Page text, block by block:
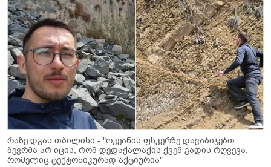
რაზე დგას თბილისი - "ოკეანის ფსკერზე დავაბიჯებთ...
ბევრმა არ იცის, რომ დედაქალაქის ქვეშ გადის რღვევა,
რომელიც ტექტონიკურად აქტიურია"